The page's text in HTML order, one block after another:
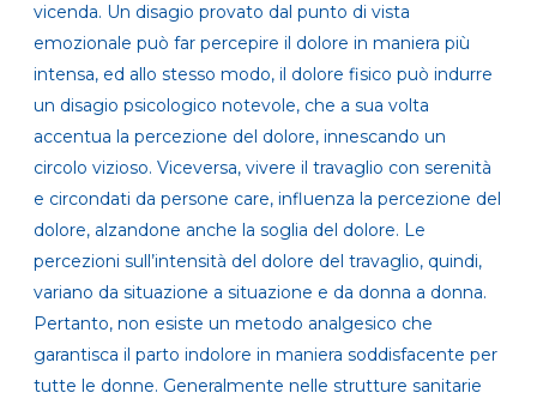
vicenda. Un disagio provato dal punto di vista
emozionale può far percepire il dolore in maniera più
intensa, ed allo stesso modo, il dolore fisico può indurre
un disagio psicologico notevole, che a sua volta
accentua la percezione del dolore, innescando un
circolo vizioso. Viceversa, vivere il travaglio con serenità
e circondati da persone care, influenza la percezione del
dolore, alzandone anche la soglia del dolore. Le
percezioni sull’intensità del dolore del travaglio, quindi,
variano da situazione a situazione e da donna a donna.
Pertanto, non esiste un metodo analgesico che
garantisca il parto indolore in maniera soddisfacente per
tutte le donne. Generalmente nelle strutture sanitarie